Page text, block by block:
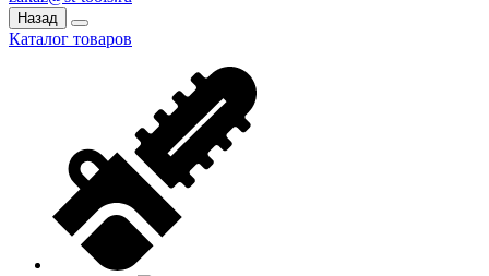
Назад
Каталог товаров